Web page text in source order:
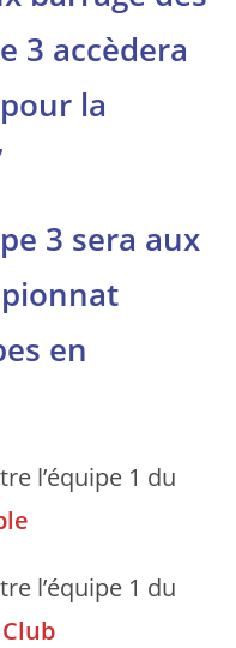
3 accèdera
la
3 sera aux
en
l’équipe 1 du
l’équipe 1 du